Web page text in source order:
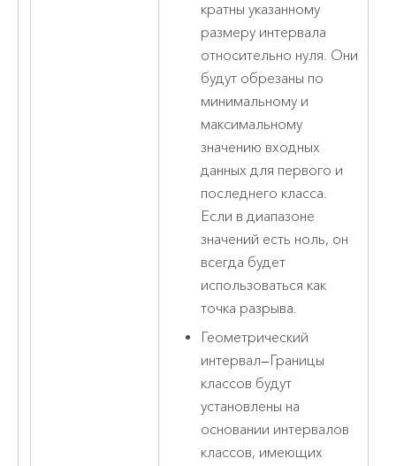
кратны указанному
размеру интервала
относительно нуля. Они
будут обрезаны по
минимальному и
максимальному
значению входных
данных для первого и
последнего класса.
Если в диапазоне
значений есть ноль, он
всегда будет
использоваться как
точка разрыва.
Геометрический
интервал—Границы
классов будут
установлены на
основании интервалов
классов, имеющих